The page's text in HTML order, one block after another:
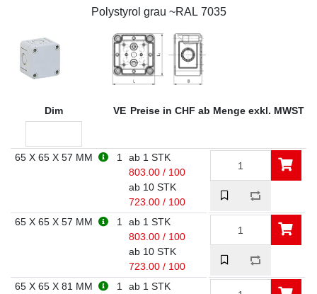
Polystyrol grau ~RAL 7035
Dim VE Preise in CHF ab Menge exkl. MWST
65 X 65 X 57 MM 1
ab 1 STK
803.00 / 100
ab 10 STK
723.00 / 100
65 X 65 X 57 MM
1
ab 1 STK
803.00 / 100
ab 10 STK
723.00 / 100
65 X 65 X 81 MM
1
ab 1 STK